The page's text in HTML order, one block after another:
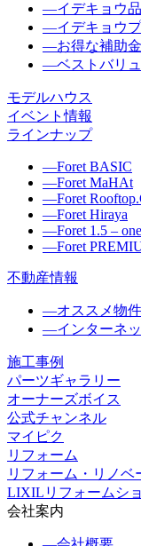
―イデキョウ
―イデキョウ
―お得な補助
―ベストバリ
モデルハウス
イベント情報
ラインナップ
―Foret BASIC
―Foret MaHAt
―Foret
―Foret Hiraya
―Foret 1.5 –
―Foret
不動産情報
―オススメ物件
―インターネ
施工事例
パーツギャラリー
オーナーズボイス
公式チャンネル
マイピク
リフォーム
リフォーム・リノベ
LIXILリフォームシ
会社案内